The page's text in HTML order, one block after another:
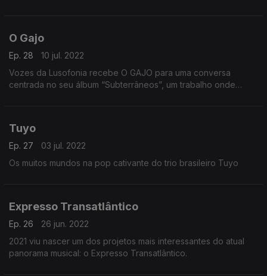
O Gajo
Ep. 28
10 jul. 2022
Vozes da Lusofonia recebe O GAJO para uma conversa
centrada no seu álbum “Subterrâneos”, um trabalho onde
Tuyo
Ep. 27
03 jul. 2022
Os muitos mundos na pop cativante do trio brasileiro Tuyo
Expresso Transatlântico
Ep. 26
26 jun. 2022
2021 viu nascer um dos projetos mais interessantes do atual
panorama musical: o Expresso Transatlântico.